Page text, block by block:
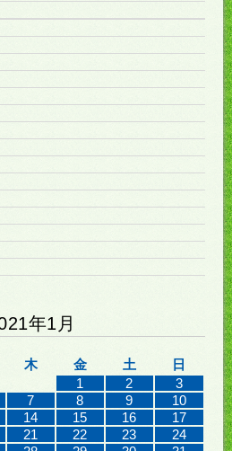
年1月
木 金 土
日
1
2
3
7 8 9
10
14 15 16
17
21 22 23
24